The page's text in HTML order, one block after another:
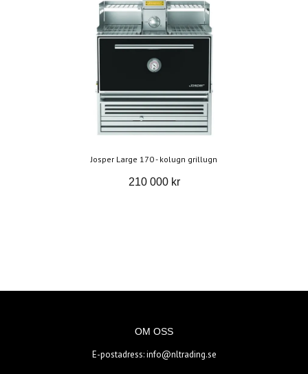
Josper Large 170 - kolugn grillugn
210 000 kr
OM OSS
E-postadress:info@nltrading.se